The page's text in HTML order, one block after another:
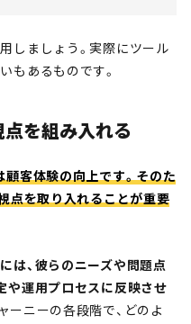
しましょう。実際にツール
もあるものです。
を組み入れる
客体験の向上です。そのた
点を取り入れることが重要
は、彼らのニーズや問題点
や運用プロセスに反映させ
ーニーの各段階で、どのよ